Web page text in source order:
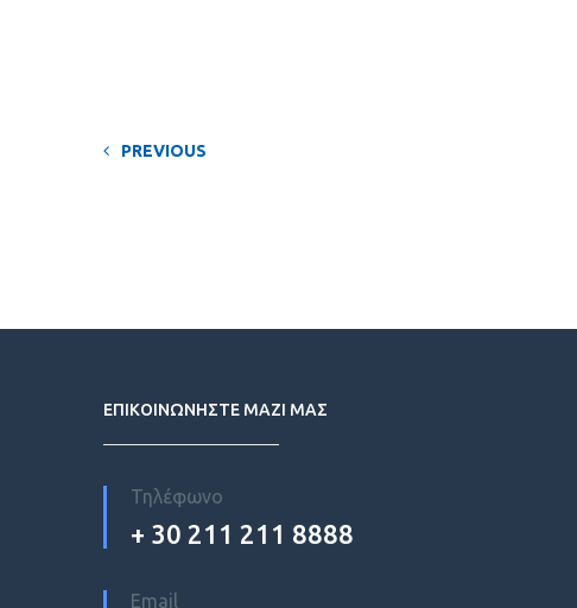
PREVIOUS
ΕΠΙΚΟΙΝΩΝΗΣΤΕ ΜΑΖΙ ΜΑΣ
Τηλέφωνο
+ 30 211 211 8888
Email